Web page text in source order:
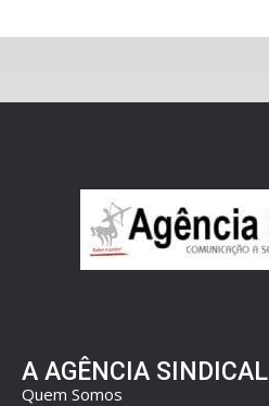
A AGÊNCIA SINDICAL
Quem Somos